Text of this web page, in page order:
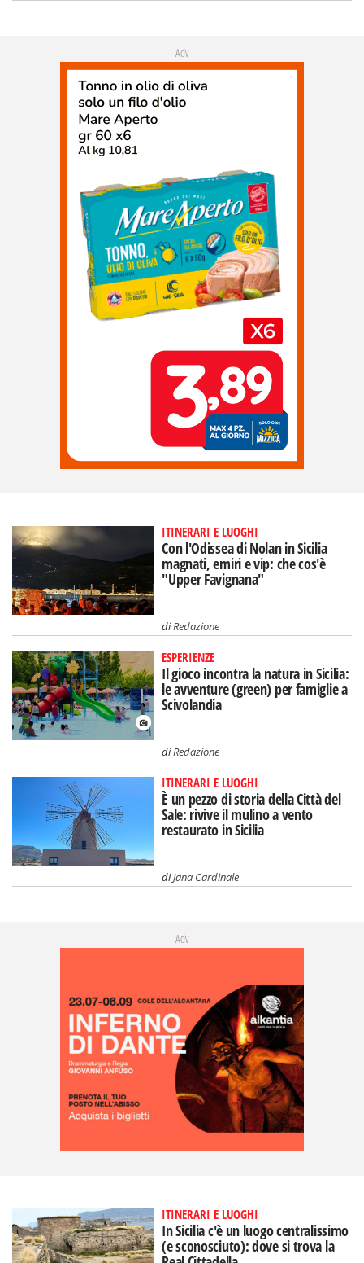
Adv
ITINERARI E LUOGHI
Con l'Odissea di Nolan in Sicilia
magnati, emiri e vip: che cos'è
"Upper Favignana"
diRedazione
ESPERIENZE
Il gioco incontra la natura in Sicilia:
le avventure (green) per famiglie a
Scivolandia
diRedazione
ITINERARI E LUOGHI
È un pezzo di storia della Città del
Sale: rivive il mulino a vento
restaurato in Sicilia
diJana Cardinale
Adv
ITINERARI E LUOGHI
In Sicilia c'è un luogo centralissimo
(e sconosciuto): dove si trova la